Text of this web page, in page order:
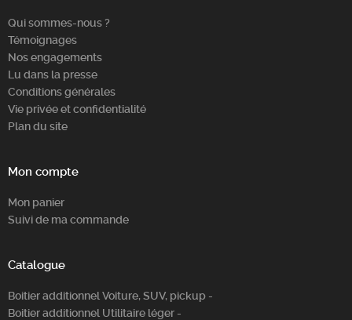
Qui sommes-nous ?
Témoignages
Nos engagements
Lu dans la presse
Conditions générales
Vie privée et confidentialité
Plan du site
Mon compte
Mon panier
Suivi de ma commande
Catalogue
Boitier additionnel Voiture, SUV, pickup -
Boitier additionnel Utilitaire léger -